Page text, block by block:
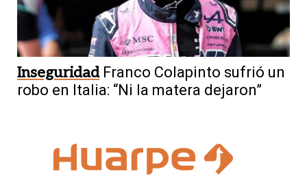
Inseguridad Franco Colapinto sufrió un
robo en Italia: “Ni la matera dejaron”